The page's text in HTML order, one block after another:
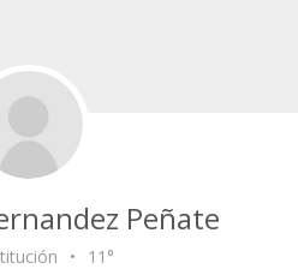
Peñate
• 11°